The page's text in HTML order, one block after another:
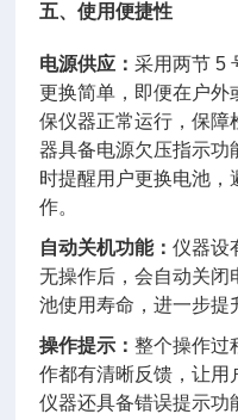
五、使用便捷性
电源供应：采用两节 5
更换简单，即便在户外
保仪器正常运行，保障
器具备电源欠压指示功
时提醒用户更换电池，
作。
自动关机功能：仪器设
无操作后，会自动关闭
池使用寿命，进一步提
操作提示：整个操作过
作都有清晰反馈，让用
仪器还具备错误提示功